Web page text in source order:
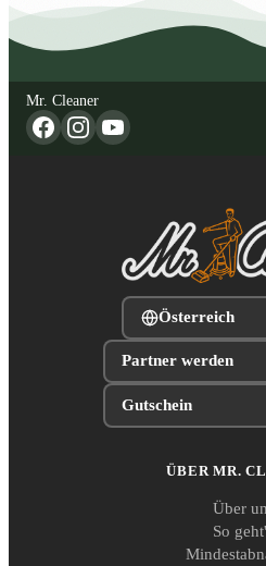
Mr. Cleaner
Österreich
Partner werden
Gutschein
ÜBER MR.
Über
So